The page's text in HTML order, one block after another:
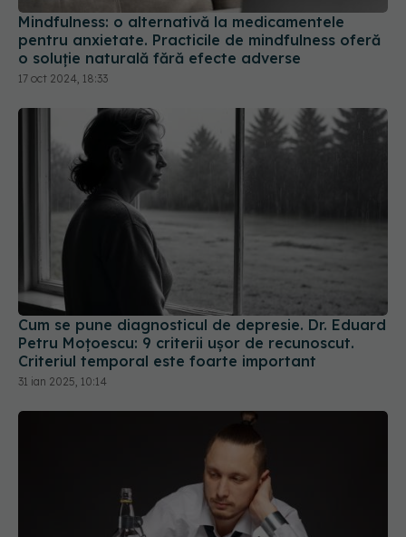
Mindfulness: o alternativă la medicamentele
pentru anxietate. Practicile de mindfulness oferă
o soluție naturală fără efecte adverse
17 oct 2024, 18:33
Cum se pune diagnosticul de depresie. Dr. Eduard
Petru Moțoescu: 9 criterii ușor de recunoscut.
Criteriul temporal este foarte important
31 ian 2025, 10:14